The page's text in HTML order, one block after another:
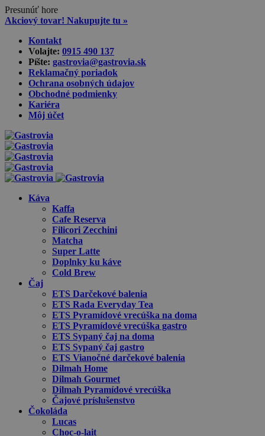
Presunúť hore
Akciový tovar! Nakupujte tu »
content
Kontakt
Volajte: 0915 490 137‬
Píšte: gastrovia@gastrovia.sk‬
Reklamačný poriadok
Ochrana osobných údajov
Obchodné podmienky
Kariéra
Môj účet
Káva
Kaffa
Cafe Reserva
Filicori Zecchini
Matcha
Super Latte
Doplnky ku káve
Cold Brew
Čaj
ETS Darčekové balenia
ETS Rada Everyday Tea
ETS Pyramídové vrecúška na doma
ETS Pyramídové vrecúška gastro
ETS Sypaný čaj na doma
ETS Sypaný čaj gastro
ETS Vianočné darčekové balenia
Dilmah Home
Dilmah Gourmet
Dilmah Pyramídové vrecúška
Čajové príslušenstvo
Čokoláda
Lucas
Choc-o-lait